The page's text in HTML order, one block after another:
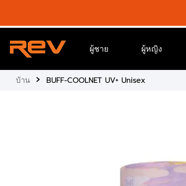
เนื้อหา
ผู้ชาย ผู้หญิง
บ้าน › BUFF-COOLNET UV+ Unisex